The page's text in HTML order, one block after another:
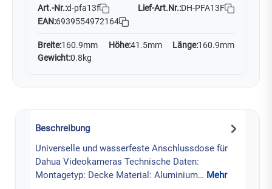
Art.-Nr.:d-pfa13f Lief-Art.Nr.:DH-PFA13F
EAN:6939554972164
Breite:160.9mm Höhe:41.5mm Länge:160.9mm
Gewicht:0.8kg
Beschreibung
Universelle und wasserfeste Anschlussdose für
Dahua Videokameras Technische Daten:
Montagetyp: Decke Material: Aluminium… Mehr